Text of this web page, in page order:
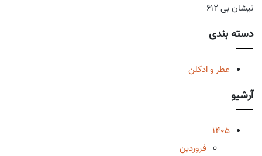
نیشان بی 612
دسته بندی
عطر و ادکلن
آرشیو
1405
فروردین